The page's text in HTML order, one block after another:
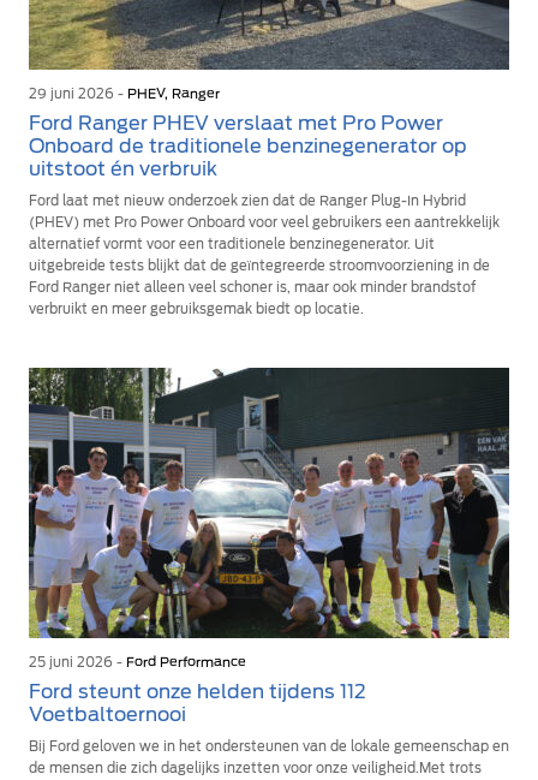
29 juni 2026 - PHEV, Ranger
Ford Ranger PHEV verslaat met Pro Power
Onboard de traditionele benzinegenerator op
uitstoot én verbruik
Ford laat met nieuw onderzoek zien dat de Ranger Plug-In Hybrid
(PHEV) met Pro Power Onboard voor veel gebruikers een aantrekkelijk
alternatief vormt voor een traditionele benzinegenerator. Uit
uitgebreide tests blijkt dat de geïntegreerde stroomvoorziening in de
Ford Ranger niet alleen veel schoner is, maar ook minder brandstof
verbruikt en meer gebruiksgemak biedt op locatie.
25 juni 2026 - Ford Performance
Ford steunt onze helden tijdens 112
Voetbaltoernooi
Bij Ford geloven we in het ondersteunen van de lokale gemeenschap en
de mensen die zich dagelijks inzetten voor onze veiligheid.Met trots